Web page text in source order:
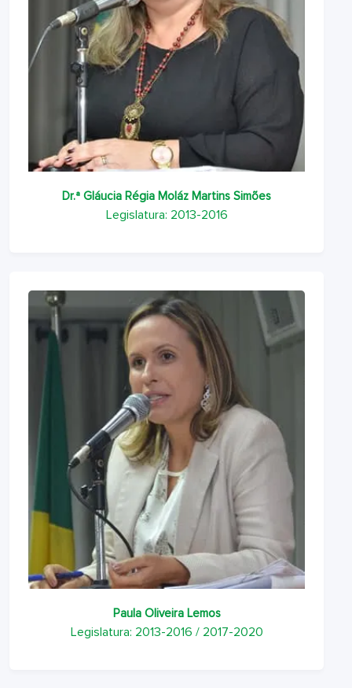
Dr.ª Gláucia Régia Moláz Martins Simões
Legislatura: 2013-2016
Paula Oliveira Lemos
Legislatura: 2013-2016 / 2017-2020